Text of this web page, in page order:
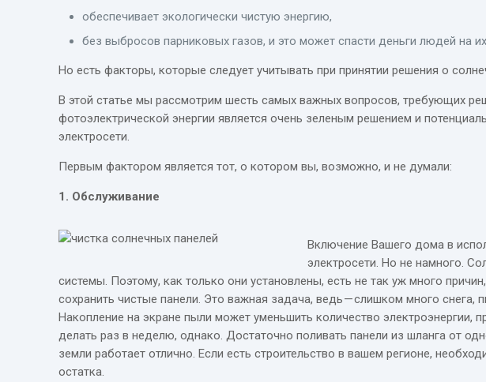
обеспечивает экологически чистую энергию,
без выбросов парниковых газов, и это может спасти деньги людей на
Но есть факторы, которые следует учитывать при принятии решения о
В этой статье мы рассмотрим шесть самых важных вопросов, требующих
фотоэлектрической энергии является очень зеленым решением и
электросети.
Первым фактором является тот, о котором вы, возможно, и не думали:
1. Обслуживание
Включение Вашего дома в
электросети. Но не намного.
системы. Поэтому, как только они установлены, есть не так уж много
сохранить чистые панели. Это важная задача, ведь — слишком много
Накопление на экране пыли может уменьшить количество
делать раз в неделю, однако. Достаточно поливать панели из шланга от
земли работает отлично. Если есть строительство в вашем регионе,
остатка.